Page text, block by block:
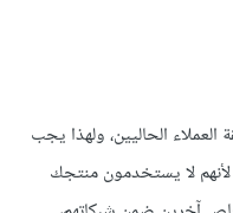
الحاليين، ولهذا يجب
لا يستخدمون منتجك